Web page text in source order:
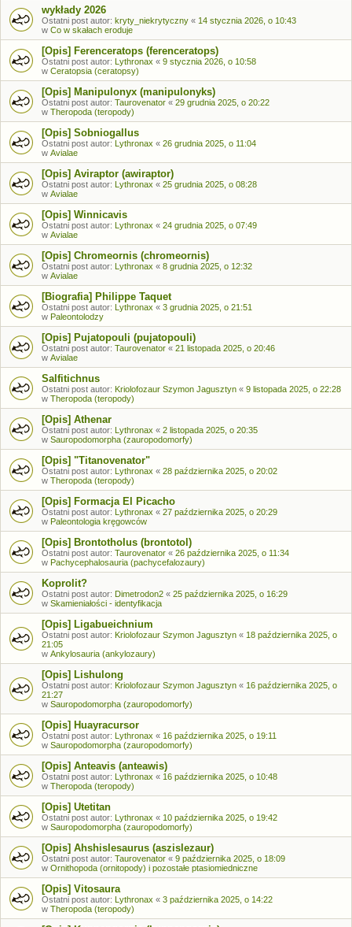
wykłady 2026
Ostatni post autor: kryty_niekrytyczny « 14 stycznia 2026, o 10:43
w Co w skałach eroduje
[Opis] Ferenceratops (ferenceratops)
Ostatni post autor: Lythronax « 9 stycznia 2026, o 10:58
w Ceratopsia (ceratopsy)
[Opis] Manipulonyx (manipulonyks)
Ostatni post autor: Taurovenator « 29 grudnia 2025, o 20:22
w Theropoda (teropody)
[Opis] Sobniogallus
Ostatni post autor: Lythronax « 26 grudnia 2025, o 11:04
w Avialae
[Opis] Aviraptor (awiraptor)
Ostatni post autor: Lythronax « 25 grudnia 2025, o 08:28
w Avialae
[Opis] Winnicavis
Ostatni post autor: Lythronax « 24 grudnia 2025, o 07:49
w Avialae
[Opis] Chromeornis (chromeornis)
Ostatni post autor: Lythronax « 8 grudnia 2025, o 12:32
w Avialae
[Biografia] Philippe Taquet
Ostatni post autor: Lythronax « 3 grudnia 2025, o 21:51
w Paleontolodzy
[Opis] Pujatopouli (pujatopouli)
Ostatni post autor: Taurovenator « 21 listopada 2025, o 20:46
w Avialae
Salfitichnus
Ostatni post autor: Kriolofozaur Szymon Jagusztyn « 9 listopada 2025, o 22:28
w Theropoda (teropody)
[Opis] Athenar
Ostatni post autor: Lythronax « 2 listopada 2025, o 20:35
w Sauropodomorpha (zauropodomorfy)
[Opis] "Titanovenator"
Ostatni post autor: Lythronax « 28 października 2025, o 20:02
w Theropoda (teropody)
[Opis] Formacja El Picacho
Ostatni post autor: Lythronax « 27 października 2025, o 20:29
w Paleontologia kręgowców
[Opis] Brontotholus (brontotol)
Ostatni post autor: Taurovenator « 26 października 2025, o 11:34
w Pachycephalosauria (pachycefalozaury)
Koprolit?
Ostatni post autor: Dimetrodon2 « 25 października 2025, o 16:29
w Skamieniałości - identyfikacja
[Opis] Ligabueichnium
Ostatni post autor: Kriolofozaur Szymon Jagusztyn « 18 października 2025, o
21:05
w Ankylosauria (ankylozaury)
[Opis] Lishulong
Ostatni post autor: Kriolofozaur Szymon Jagusztyn « 16 października 2025, o
21:27
w Sauropodomorpha (zauropodomorfy)
[Opis] Huayracursor
Ostatni post autor: Lythronax « 16 października 2025, o 19:11
w Sauropodomorpha (zauropodomorfy)
[Opis] Anteavis (anteawis)
Ostatni post autor: Lythronax « 16 października 2025, o 10:48
w Theropoda (teropody)
[Opis] Utetitan
Ostatni post autor: Lythronax « 10 października 2025, o 19:42
w Sauropodomorpha (zauropodomorfy)
[Opis] Ahshislesaurus (aszislezaur)
Ostatni post autor: Taurovenator « 9 października 2025, o 18:09
w Ornithopoda (ornitopody) i pozostałe ptasiomiedniczne
[Opis] Vitosaura
Ostatni post autor: Lythronax « 3 października 2025, o 14:22
w Theropoda (teropody)